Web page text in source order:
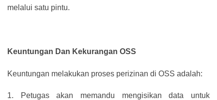
melalui satu pintu.
Keuntungan Dan Kekurangan OSS
Keuntungan melakukan proses perizinan di OSS adalah:
1.
Petugas akan memandu mengisikan data untuk